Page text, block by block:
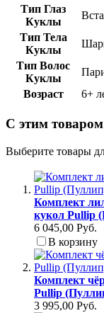
Тип Глаз
Куклы
Тип Тела
Куклы
Тип Волос
Куклы
Возраст
6+
С этим
Выберите товары
Комплект
кукол Pullip
6 045,00 Руб.
В корзину
Комплект
Pullip
3 995,00 Руб.